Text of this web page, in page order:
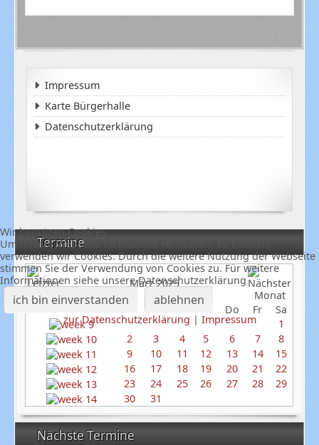
Termine
März 2025
Mi Do Fr
Sa
1
2
3 4 5 6 7
8
9
10 11 12 13 14
15
16
17 18 19 20 21
22
23
24 25 26 27 28
29
30
31
Nächste Termine
Impressum
Karte Bürgerhalle
Datenschutzerklärung
Wir benutzen Cookies
Um unsere Webseite fortlaufend verbessern zu können,
verwenden wir Cookies. Durch die weitere Nutzung der Webseite
stimmen Sie der Verwendung von Cookies zu. Für weitere
Informationen siehe unsere Datenschutzerklärung
ich bin einverstanden ablehnen
zur Datenschutzerklärung | Impressum